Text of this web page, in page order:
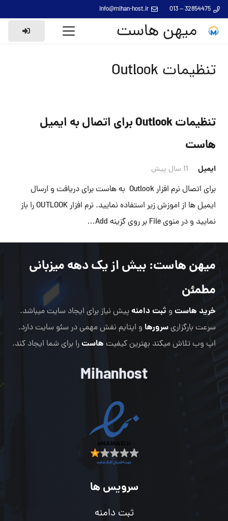
32854475 – 013
info@mihan-host.ir
میهن هاست
تنظیمات Outlook
تنظیمات Outlook برای اتصال به ایمیل
هاست
ایمیل 11 سال پیش
برای اتصال نرم افزار Outlook به هاست برای دریافت و ارسال
ایمیل ها از اموزش زیر استفاده نمایید. نرم افزار OUTLOOK را باز
نمایید و در منوی File بر روی گزینه Add…
میهن هاست: بیش از یک دهه میزبانی
مطمئن
خرید هاست و ثبت دامنهپیش نیاز برای ایجاد سایت میباشد.
سرعت بارگزاریسرورها و اپتایم نقش مهمی در سئو سایت دارد.
اپ وب تلاش میکند بهترین کیفیت هاسترا برای شما ایجاد کند.
Mihanhost
سرویس ها
ثبت دامنه